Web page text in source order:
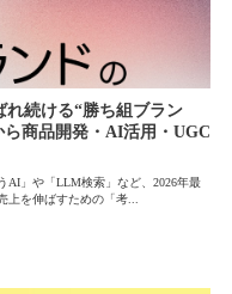
れ続ける“勝ち組ブラン
ら商品開発・AI活用・UGC
AI」や「LLM検索」など、2026年最
を伸ばすための「考...